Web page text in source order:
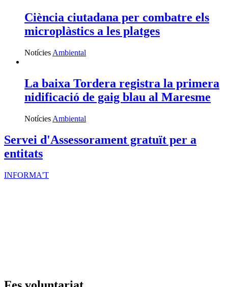
Ciència ciutadana per combatre els
microplàstics a les platges
Notícies Ambiental
La baixa Tordera registra la primera
nidificació de gaig blau al Maresme
Notícies Ambiental
Servei d'Assessorament gratuït per a
entitats
INFORMA'T
Actes